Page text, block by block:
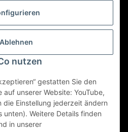
Ablehnen
nutzen
gestatten Sie den
unserer Website: YouTube,
die Einstellung jederzeit ändern
Weitere Details finden
in unserer
Retouren